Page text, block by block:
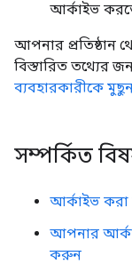
আর্কাইভ
আপনার প্রতিষ্ঠান
বিস্তারিত তথ্যের
ব্যবহারকারীকে
সম্পর্কিত
আর্কাইভ করা
আপনার
করুন